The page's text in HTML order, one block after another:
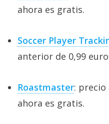
ahora es gratis.
Soccer Player
anterior de 0,99
Roastmaster: precio
ahora es gratis.